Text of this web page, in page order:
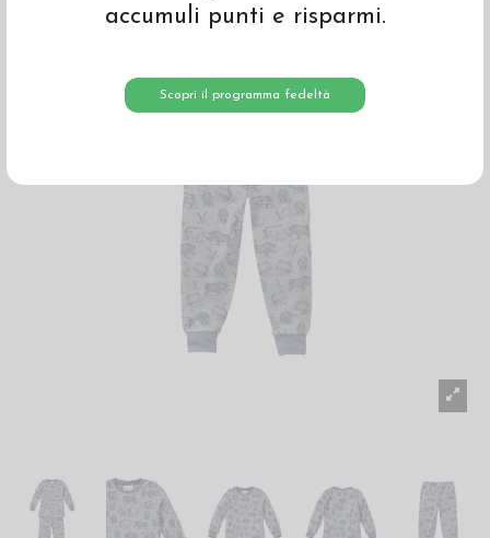
accumuli punti e risparmi.
Scopri il programma fedeltà